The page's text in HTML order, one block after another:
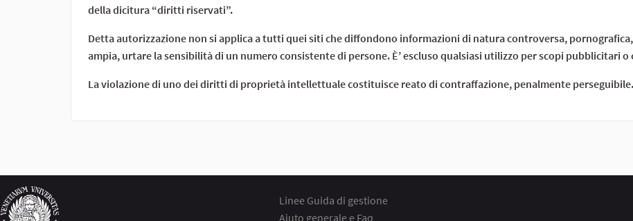
della dicitura “diritti riservati”.
Detta autorizzazione non si applica a tutti quei siti che diffondono informazioni di natura controversa,
ampia, urtare la sensibilità di un numero consistente di persone. È’ escluso qualsiasi utilizzo per scopi pubblicitari o
La violazione di uno dei diritti di proprietà intellettuale costituisce reato di contraffazione, penalmente perseguibile.
Linee Guida di gestione
Aiuto generale e Faq